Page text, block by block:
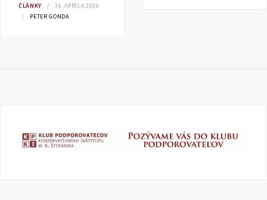
ČLÁNKY
16. APRÍLA 2026
PETER GONDA